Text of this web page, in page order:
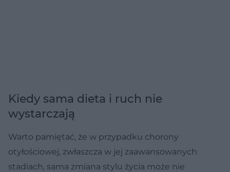
Kiedy sama dieta i ruch nie
wystarczają
Warto pamiętać, że w przypadku chorony
otyłościowej, zwłaszcza w jej zaawansowanych
stadiach, sama zmiana stylu życia może nie